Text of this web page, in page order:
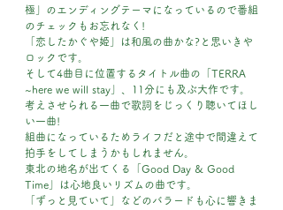
極」のエンディングテーマになっているので番組
のチェックもお忘れなく!
「恋したかぐや姫」は和風の曲かな?と思いきや
ロックです。
そして4曲目に位置するタイトル曲の「TERRA
~here we will stay」、11分にも及ぶ大作です。
考えさせられる一曲で歌詞をじっくり聴いてほし
い一曲!
組曲になっているためライフだと途中で間違えて
拍手をしてしまうかもしれません。
東北の地名が出てくる「Good Day & Good
Time」は心地良いリズムの曲です。
「ずっと見ていて」などのバラードも心に響きま